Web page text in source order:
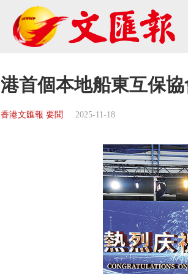
港首個本地船東互保
香港文匯報 要聞 2025-11-18